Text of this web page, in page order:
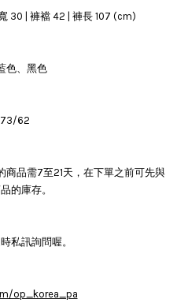
30 | 褲襠 42 | 褲長 107 (cm)
色、黑色
62
商品需7至21天，在下單之前可先與
的庫存。
私訊詢問喔。
op_korea_pa